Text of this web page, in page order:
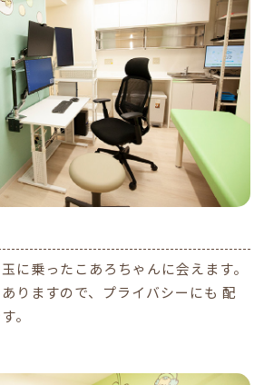
に乗ったこあろちゃんに会えます。
りますので、プライバシーにも 配
。